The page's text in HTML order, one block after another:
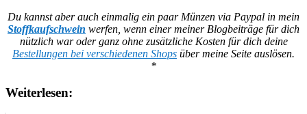
Du kannst aber auch einmalig ein paar Münzen via Paypal in mein
Stoffkaufschwein werfen, wenn einer meiner Blogbeiträge für dich
nützlich war oder ganz ohne zusätzliche Kosten für dich deine
Bestellungen bei verschiedenen Shops über meine Seite auslösen.
*
Weiterlesen: